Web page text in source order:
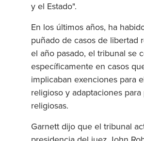
y el Estado".
En los últimos años, ha
puñado de casos de libertad
el año pasado, el tribunal se
específicamente en casos
implicaban exenciones para
religioso y adaptaciones para
religiosas.
Garnett dijo que el tribunal